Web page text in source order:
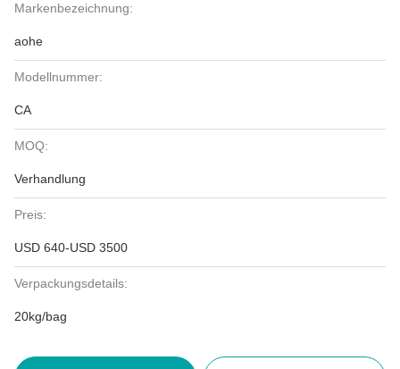
Markenbezeichnung:
aohe
Modellnummer:
CA
MOQ:
Verhandlung
Preis:
USD 640-USD 3500
Verpackungsdetails:
20kg/bag